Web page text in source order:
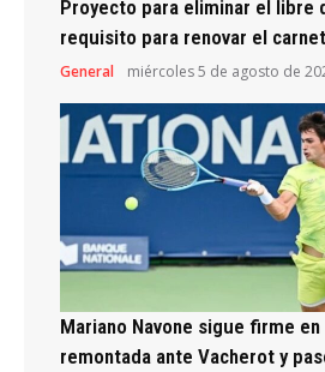
Proyecto para eliminar el libre
requisito para renovar el
General miércoles 5 de agosto de
Mariano Navone sigue firme en
remontada ante Vacherot y